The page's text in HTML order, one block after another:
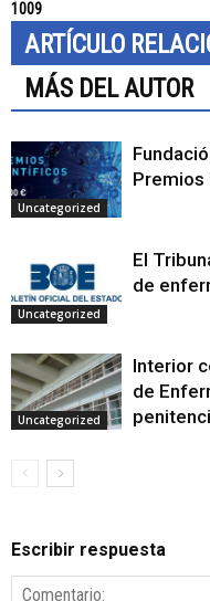
1009
ARTÍCULO
MÁS DEL AUTOR
Uncategorized
Premios
Uncategorized
El
de
Uncategorized
Interior
de
Escribir respuesta